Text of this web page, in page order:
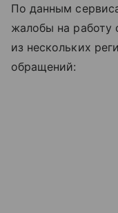
По данным
жалобы на работу
из нескольких
обращений: